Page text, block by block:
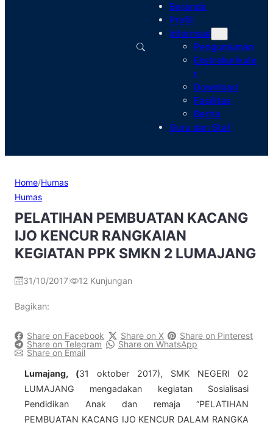
Beranda
Profil
Informasi
Pengumuman
Ekstrakurikule
r
Download
Fasilitas
Berita
Guru dan Staf
Home/Humas
Humas
PELATIHAN PEMBUATAN KACANG
IJO KENCUR RANGKAIAN
KEGIATAN PPK SMKN 2 LUMAJANG
31/10/2017 12 Kunjungan
Bagikan:
Share on Facebook Share on X
Share on Pinterest
Share on Telegram
Share on WhatsApp
Share on Email
Lumajang, (31 oktober 2017), SMK NEGERI 02
LUMAJANG mengadakan kegiatan Sosialisasi
Pendidikan Anak dan remaja “PELATIHAN
PEMBUATAN KACANG IJO KENCUR DALAM RANGKA